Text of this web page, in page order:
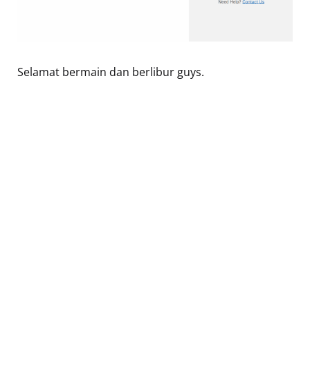
Selamat bermain dan berlibur guys.